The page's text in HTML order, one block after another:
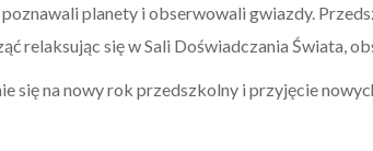
planety i obserwowali gwiazdy.
relaksując się w Sali Doświadczania Świata,
się na nowy rok przedszkolny i przyjęcie